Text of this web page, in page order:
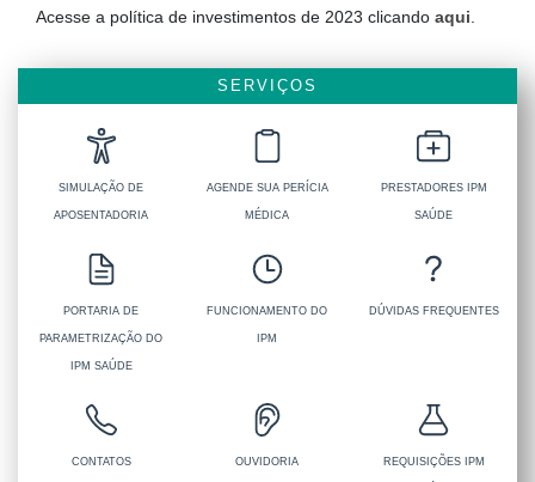
Acesse a política de investimentos de 2023 clicando aqui
SERVIÇOS
SIMULAÇÃO DE
APOSENTADORIA
AGENDE SUA PERÍCIA
MÉDICA
PRESTADORES IPM
SAÚDE
PORTARIA DE
PARAMETRIZAÇÃO DO
IPM SAÚDE
FUNCIONAMENTO DO
IPM
DÚVIDAS FREQUENTES
CONTATOS OUVIDORIA REQUISIÇÕES IPM